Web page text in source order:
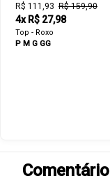
R$ 111,93 R$ 159,90
4x R$ 27,98
Top - Roxo
P M G GG